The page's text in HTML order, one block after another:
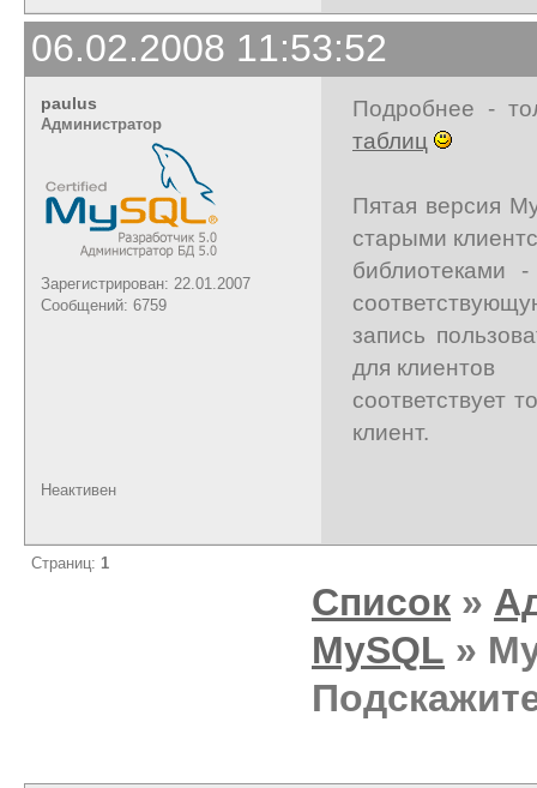
06.02.2008 11:53:52
paulus
Администратор
Зарегистрирован: 22.01.2007
Сообщений: 6759
Подробнее -
таблиц
Пятая версия
старыми
библиотеками
запись
для клиентов
соответствует
клиент.
Неактивен
Страниц: 1
Список »
MySQL »